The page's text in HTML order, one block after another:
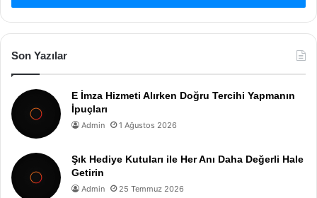
Son Yazılar
E İmza Hizmeti Alırken Doğru Tercihi Yapmanın
İpuçları
Admin 1 Ağustos 2026
Şık Hediye Kutuları ile Her Anı Daha Değerli Hale
Getirin
Admin 25 Temmuz 2026